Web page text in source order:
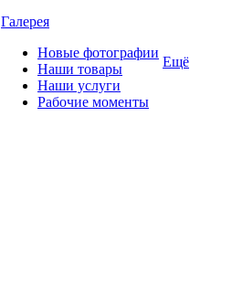
Галерея
Новые фотографии
Наши товары
Наши услуги
Рабочие моменты
Ещё